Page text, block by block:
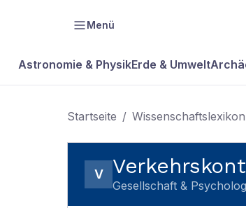
Menü
Astronomie & PhysikErde & Umwelt
Startseite / Wissenschaftslexikon
V
Gesellschaft &